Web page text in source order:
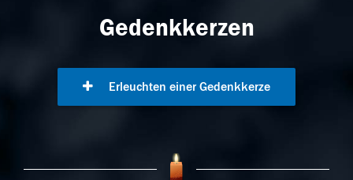
Gedenkkerzen
Erleuchten einer Gedenkkerze